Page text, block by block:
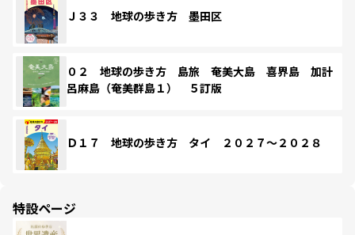
Ｊ３３ 地球の歩き方 墨田区
０２ 地球の歩き方 島旅 奄美大島 喜界島 加計
呂麻島（奄美群島１） ５訂版
Ｄ１７ 地球の歩き方 タイ ２０２７～２０２８
特設ページ